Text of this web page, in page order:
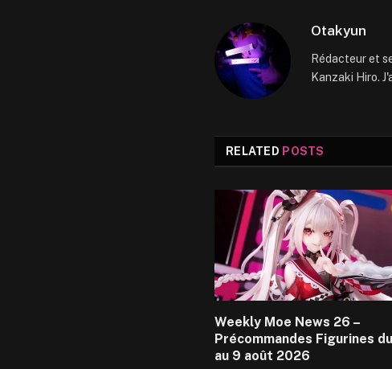
Otakyun
Rédacteur et
Kanzaki Hiro.
RELATED POSTS
Weekly Moe News 26 –
Précommandes Figurines
au 9 août 2026